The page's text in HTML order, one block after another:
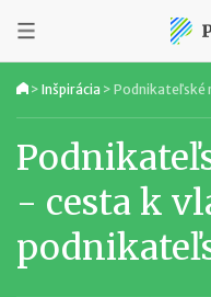
> Inšpirácia > Podnikateľské
- cesta k